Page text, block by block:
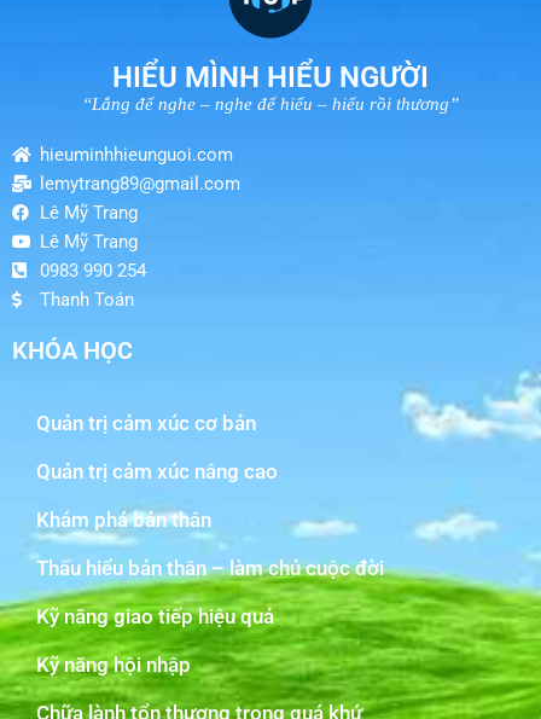
HIỂU MÌNH HIỂU NGƯỜI
“Lắng để nghe – nghe để hiểu – hiểu rồi thương”
hieuminhhieunguoi.com
lemytrang89@gmail.com
Lê Mỹ Trang
Lê Mỹ Trang
0983 990 254
Thanh Toán
KHÓA HỌC
Quản trị cảm xúc cơ bản
Quản trị cảm xúc nâng cao
Khám phá bản thân
Thấu hiểu bản thân – làm chủ cuộc đời
Kỹ năng giao tiếp hiệu quả
Kỹ năng hội nhập
Chữa lành tổn thương trong quá khứ